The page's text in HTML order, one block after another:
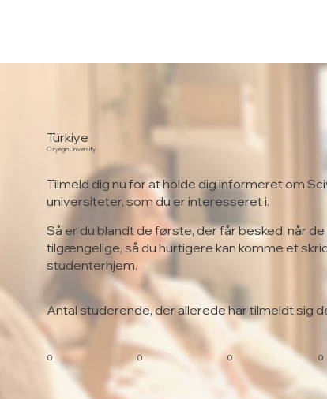
Türkiye
Ozyegin University
Tilmeld dig nu for at holde dig informeret om
universiteter, som du er interesseret i.
Så er du blandt de første, der får besked, når
tilgængelige, så du hurtigere kan komme et
studenterhjem.
Antal studerende, der allerede har tilmeldt sig
0
0
0
0